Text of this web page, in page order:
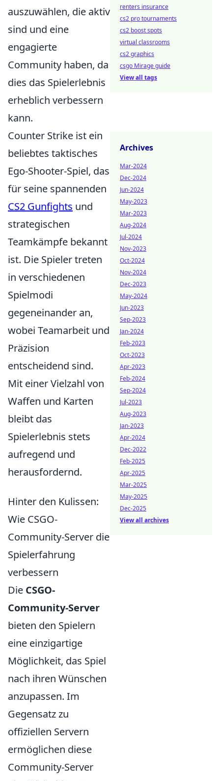
auszuwählen, die aktiv
sind und eine
engagierte
Community haben, da
dies das Spielerlebnis
erheblich verbessern
kann.
Counter Strike ist ein
beliebtes taktisches
Ego-Shooter-Spiel, das
für seine spannenden
CS2 Gunfights und
strategischen
Teamkämpfe bekannt
ist. Die Spieler treten
in verschiedenen
Spielmodi
gegeneinander an,
wobei Teamarbeit und
Präzision
entscheidend sind.
Mit einer Vielzahl von
Waffen und Karten
bleibt das
Spielerlebnis stets
aufregend und
herausfordernd.
Hinter den Kulissen:
Wie CSGO-
Community-Server die
Spielerfahrung
verbessern
Die CSGO-
Community-Server
bieten den Spielern
eine einzigartige
Möglichkeit, das Spiel
nach ihren Wünschen
anzupassen. Im
Gegensatz zu
offiziellen Servern
ermöglichen diese
Community-Server
renters insurance
cs2 pro tournaments
cs2 boost spots
virtual classrooms
cs2 graphics
csgo Mirage guide
View all tags
Archives
Mar-2024
Dec-2024
Jun-2024
May-2023
Mar-2023
Aug-2024
Jul-2024
Nov-2023
Oct-2024
Nov-2024
Dec-2023
May-2024
Jun-2023
Sep-2023
Jan-2024
Feb-2023
Oct-2023
Apr-2023
Feb-2024
Sep-2024
Jul-2023
Aug-2023
Jan-2023
Apr-2024
Dec-2022
Feb-2025
Apr-2025
Mar-2025
May-2025
Dec-2025
View all archives